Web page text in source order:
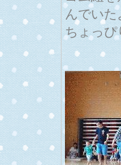
んでいた
ちょっぴ